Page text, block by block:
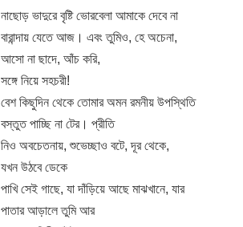
নাছোড় ভাদুরে বৃষ্টি ভোরবেলা আমাকে দেবে না
বারান্দায় যেতে আজ। এবং তুমিও, হে অচেনা,
আসো না ছাদে, আঁচ করি,
সঙ্গে নিয়ে সহচরী!
বেশ কিছুদিন থেকে তোমার অমন রমনীয় উপস্থিতি
বস্তুত পাচ্ছি না টের। প্রীতি
নিও অবচেতনায়, শুভেচ্ছাও বটে, দূর থেকে,
যখন উঠবে ডেকে
পাখি সেই গাছে, যা দাঁড়িয়ে আছে মাঝখানে, যার
পাতার আড়ালে তুমি আর